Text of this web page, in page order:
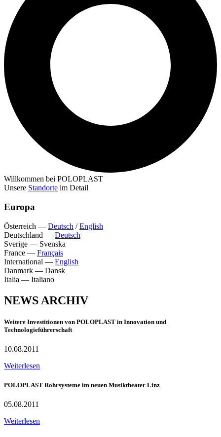
Willkommen bei POLOPLAST
Unsere Standorte im Detail
Europa
Österreich — Deutsch /English
Deutschland — Deutsch
Sverige — Svenska
France — Français
International — English
Danmark — Dansk
Italia — Italiano
NEWS ARCHIV
Weitere Investitionen von POLOPLAST in Innovation und
Technologieführerschaft
10.08.2011
Weiterlesen
POLOPLAST Rohrsysteme im neuen Musiktheater Linz
05.08.2011
Weiterlesen